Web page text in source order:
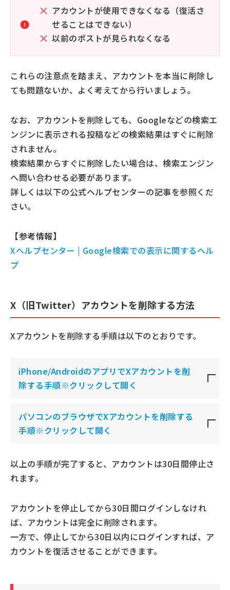
アカウントが使用できなくなる（復活さ
せることはできない）
以前のポストが見られなくなる
これらの注意点を踏まえ、アカウントを本当に削除し
ても問題ないか、よく考えてから行いましょう。
なお、アカウントを削除しても、Googleなどの検索エ
ンジンに表示される投稿などの検索結果はすぐに削除
されません。
検索結果からすぐに削除したい場合は、検索エンジン
へ問い合わせる必要があります。
詳しくは以下の公式ヘルプセンターの記事を参照くだ
さい。
【参考情報】
Xヘルプセンター | Google検索での表示に関するヘル
プ
X（旧Twitter）アカウントを削除する方法
Xアカウントを削除する手順は以下のとおりです。
iPhone/AndroidのアプリでXアカウントを削
除する手順※クリックして開く
パソコンのブラウザでXアカウントを削除する
手順※クリックして開く
以上の手順が完了すると、アカウントは30日間停止さ
れます。
アカウントを停止してから30日間ログインしなけれ
ば、アカウントは完全に削除されます。
一方で、停止してから30日以内にログインすれば、ア
カウントを復活させることができます。